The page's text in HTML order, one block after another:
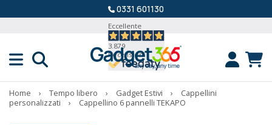
0331 601130
Eccellente
3.879
Recensioni
Home › Tempo libero › Gadget Estivi ›
Cappellini
personalizzati
› Cappellino 6 pannelli TEKAPO